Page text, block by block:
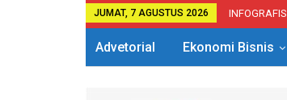
JUMAT, 7 AGUSTUS 2026 INFOGRAFIS
Advetorial Ekonomi Bisnis